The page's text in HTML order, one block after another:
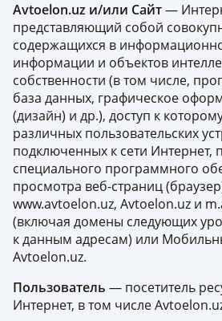
Avtoelon.uz и/или Сайт—
представляющий собой
содержащихся в
информации и объектов
собственности (в том числе,
база данных, графическое
(дизайн) и др.), доступ к
различных пользовательских
подключенных к сети Интернет,
специального программного
просмотра веб-страниц
www.avtoelon.uz, Avtoelon.uz и
(включая домены следующих
к данным адресам) или
Avtoelon.uz.
Пользователь — посетитель
Интернет, в том числе